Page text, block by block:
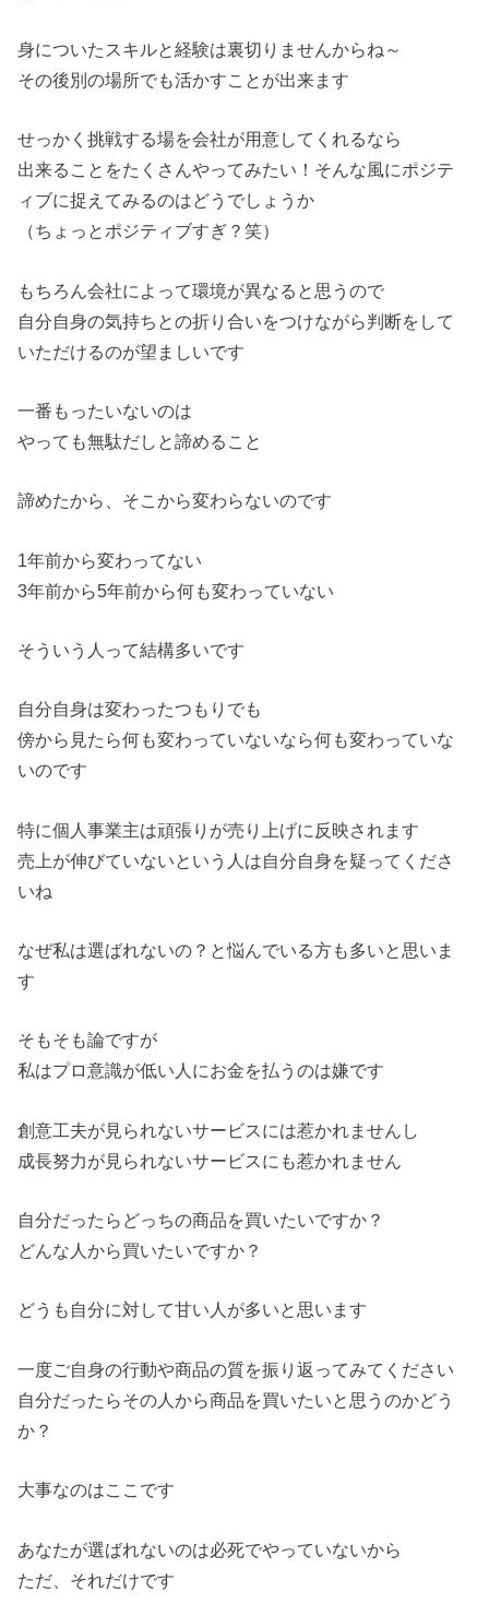
身についたスキルと経験は裏切りませんからね～
その後別の場所でも活かすことが出来ます
せっかく挑戦する場を会社が用意してくれるなら
出来ることをたくさんやってみたい！そんな風にポジテ
ィブに捉えてみるのはどうでしょうか
（ちょっとポジティブすぎ？笑）
もちろん会社によって環境が異なると思うので
自分自身の気持ちとの折り合いをつけながら判断をして
いただけるのが望ましいです
一番もったいないのは
やっても無駄だしと諦めること
諦めたから、そこから変わらないのです
1年前から変わってない
3年前から5年前から何も変わっていない
そういう人って結構多いです
自分自身は変わったつもりでも
傍から見たら何も変わっていないなら何も変わっていな
いのです
特に個人事業主は頑張りが売り上げに反映されます
売上が伸びていないという人は自分自身を疑ってくださ
いね
なぜ私は選ばれないの？と悩んでいる方も多いと思いま
す
そもそも論ですが
私はプロ意識が低い人にお金を払うのは嫌です
創意工夫が見られないサービスには惹かれませんし
成長努力が見られないサービスにも惹かれません
自分だったらどっちの商品を買いたいですか？
どんな人から買いたいですか？
どうも自分に対して甘い人が多いと思います
一度ご自身の行動や商品の質を振り返ってみてください
自分だったらその人から商品を買いたいと思うのかどう
か？
大事なのはここです
あなたが選ばれないのは必死でやっていないから
ただ、それだけです